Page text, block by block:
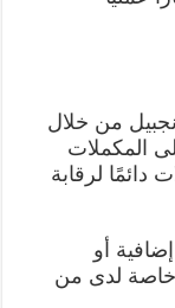
من خلال
المكملات
دائمًا لرقابة
أو
خاصة لدى من